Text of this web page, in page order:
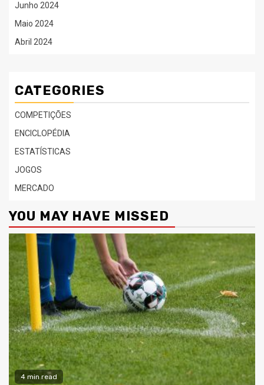
Junho 2024
Maio 2024
Abril 2024
CATEGORIES
COMPETIÇÕES
ENCICLOPÉDIA
ESTATÍSTICAS
JOGOS
MERCADO
YOU MAY HAVE MISSED
4 min read